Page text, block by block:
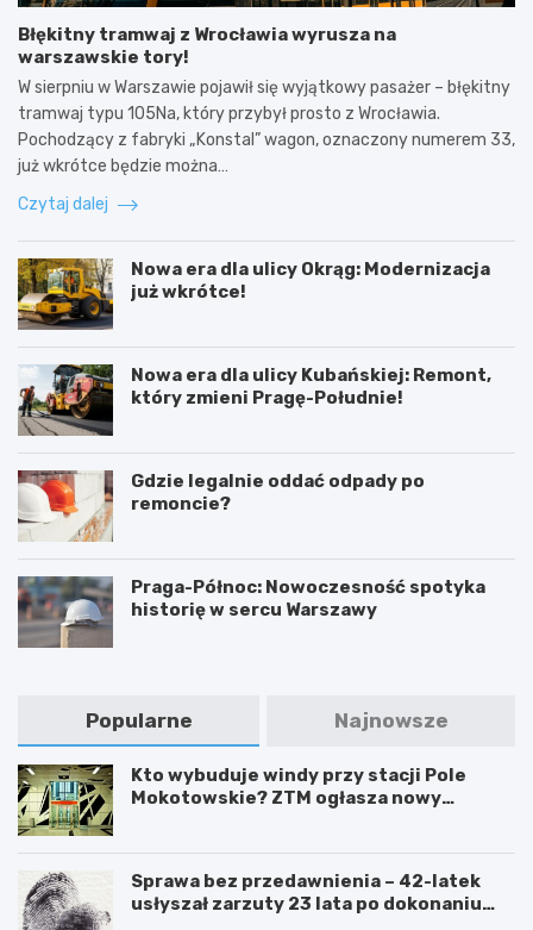
Błękitny tramwaj z Wrocławia wyrusza na
warszawskie tory!
W sierpniu w Warszawie pojawił się wyjątkowy pasażer – błękitny
tramwaj typu 105Na, który przybył prosto z Wrocławia.
Pochodzący z fabryki „Konstal” wagon, oznaczony numerem 33,
już wkrótce będzie można…
Czytaj dalej
Nowa era dla ulicy Okrąg: Modernizacja
już wkrótce!
Nowa era dla ulicy Kubańskiej: Remont,
który zmieni Pragę-Południe!
Gdzie legalnie oddać odpady po
remoncie?
Praga-Północ: Nowoczesność spotyka
historię w sercu Warszawy
Popularne Najnowsze
Kto wybuduje windy przy stacji Pole
Mokotowskie? ZTM ogłasza nowy
Sprawa bez przedawnienia – 42-latek
usłyszał zarzuty 23 lata po dokonaniu